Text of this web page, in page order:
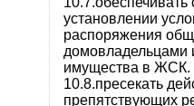
установлении
распоряжения
домовладельцами
имущества в ЖСК.
10.8.пресекать
препятствующих